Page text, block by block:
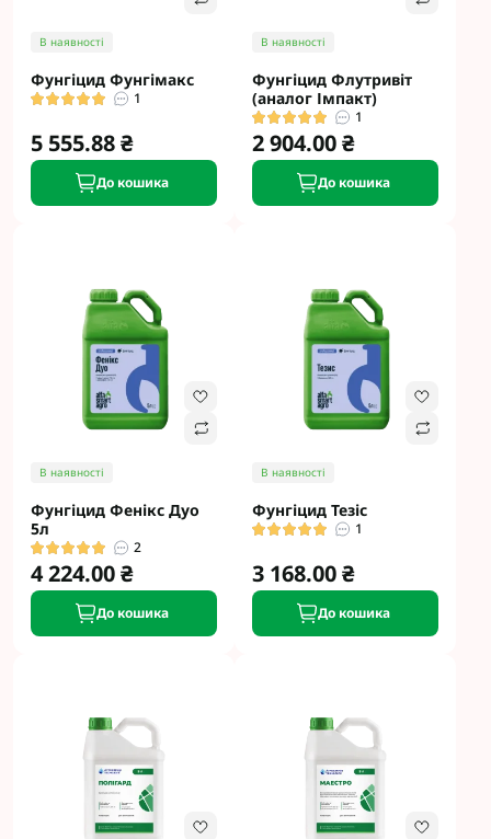
В наявності
Фунгіцид Фунгімакс
1
5 555.88 ₴
До кошика
В наявності
Фунгіцид Флутривіт
(аналог Імпакт)
1
2 904.00 ₴
До кошика
В наявності
Фунгіцид Фенікс Дуо
5л
2
4 224.00 ₴
До кошика
В наявності
Фунгіцид Тезіс
1
3 168.00 ₴
До кошика